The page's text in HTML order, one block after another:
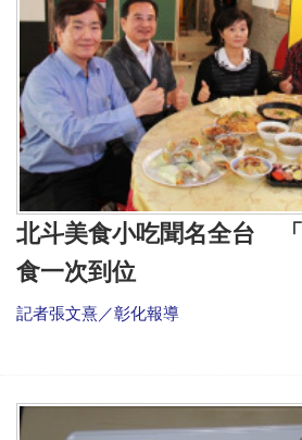
北斗美食小吃聞名全台
食一次到位
記者張文熹／彰化報導